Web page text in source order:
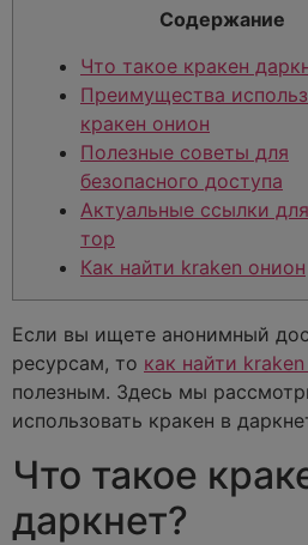
Содержание
Что такое кракен
Преимущества
кракен онион
Полезные советы для
безопасного доступа
Актуальные ссылки
тор
Как найти kraken онион
Если вы ищете анонимный
ресурсам, то как найти
полезным. Здесь мы
использовать кракен в
Что такое
даркнет?